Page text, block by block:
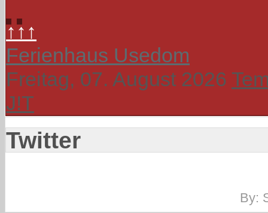
↑↑↑
Ferienhaus Usedom
Freitag, 07. August 2026
J!T
Twitter
By: